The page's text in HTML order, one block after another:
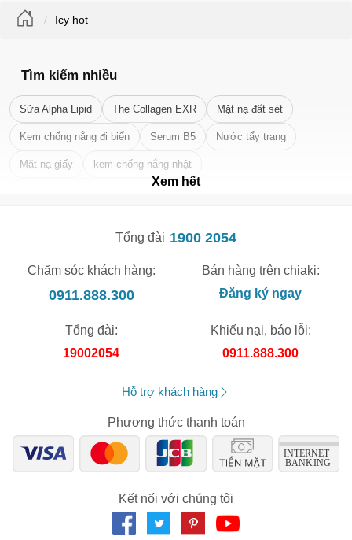
Icy hot
Tìm kiếm nhiều
Sữa Alpha Lipid The Collagen EXR Mặt nạ đất sét
Kem chống nắng đi biển Serum B5 Nước tẩy trang
Mặt nạ giấy kem chống nắng nhật
Xem hết
Tổng đài 1900 2054
Chăm sóc khách hàng:
0911.888.300
Bán hàng trên chiaki:
Đăng ký ngay
Tổng đài:
19002054
Khiếu nại, báo lỗi:
0911.888.300
Hỗ trợ khách hàng
Phương thức thanh toán
Kết nối với chúng tôi
🎁 Đừng Bỏ Lỡ! 🎁
Mã Giảm Giá Dành Riêng Cho Bạn
Giảm ngay -cho bất kỳ đơn hàng nào.
XXX-XXXX
Áp dụng cho đơn hàng từ:0
Chỉ áp dụng cho gian hàng:
Ngày hết hạn:
LẤY MÃ NGAY